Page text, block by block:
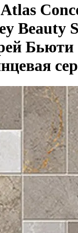
Beauty